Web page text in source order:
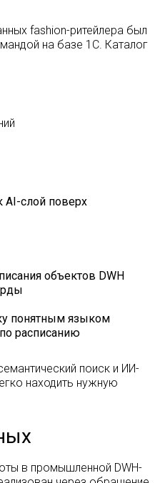
fashion-ритейлера был
на базе 1С. Каталог
AI-слой поверх
объектов DWH
понятным языком
расписанию
поиск и ИИ-
находить нужную
в промышленной DWH-